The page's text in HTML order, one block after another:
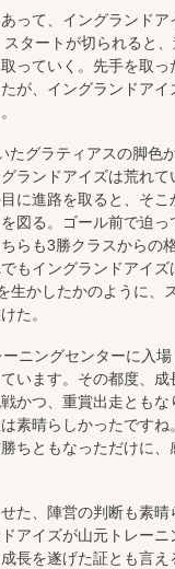
って、イングランドア
タートが切られると
っていく。先手を取っ
が、イングランドア
グラティアスの脚色
ランドアイズは荒れて
に進路を取ると、そこ
図る。ゴール前で迫っ
らも3勝クラスからの
もイングランドアイ
生かしたかのように、
た。
ニングセンターに入場
います。その都度、成
かつ、重賞出走ともな
素晴らしかったです
ちともなっただけに、
た、陣営の判断も素晴
アイズが山元トレー
長を遂げた証とも言え